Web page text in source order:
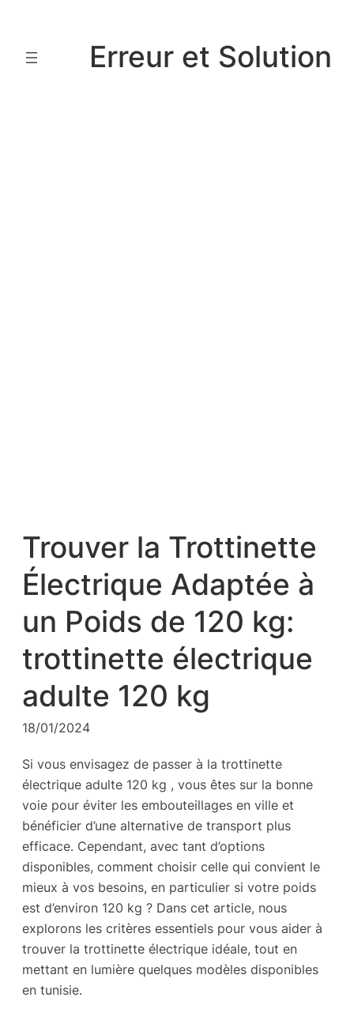
contenu
Erreur et Solution
Trouver la Trottinette
Électrique Adaptée à
un Poids de 120 kg:
trottinette électrique
adulte 120 kg
18/01/2024
Si vous envisagez de passer à la trottinette
électrique adulte 120 kg , vous êtes sur la bonne
voie pour éviter les embouteillages en ville et
bénéficier d’une alternative de transport plus
efficace. Cependant, avec tant d’options
disponibles, comment choisir celle qui convient le
mieux à vos besoins, en particulier si votre poids
est d’environ 120 kg ? Dans cet article, nous
explorons les critères essentiels pour vous aider à
trouver la trottinette électrique idéale, tout en
mettant en lumière quelques modèles disponibles
en tunisie.